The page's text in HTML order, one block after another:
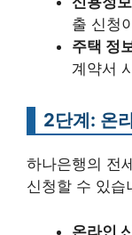
출 신청
주택 정
계약서
2단계: 온
하나은행의 전
신청할 수 있습
온라인